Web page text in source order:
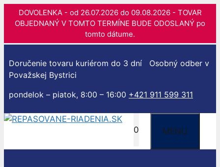
DOVOLENKA - od 26.07.2026 do 09.08.2026 - TOVAR
OBJEDNANÝ V TOMTO TERMÍNE BUDE ODOSLANÝ po
tomto dátume.
na
obsah
Doručenie tovaru kuriérom do 3 dní Osobný odber v
Považskej Bystrici
pondelok – piatok, 8:00 – 16:00 +421 911 599 311
0 MENU